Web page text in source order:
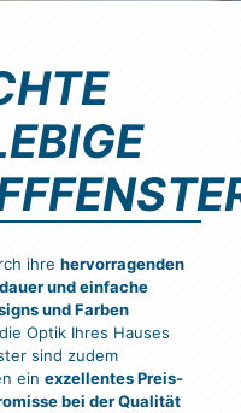
ihre hervorragenden
und einfache
und Farben
Optik Ihres Hauses
sind zudem
ein exzellentes Preis-
bei der Qualität